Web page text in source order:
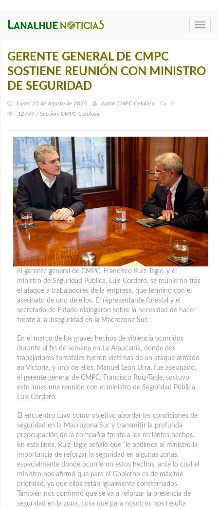
GERENTE GENERAL DE CMPC
SOSTIENE REUNIÓN CON MINISTRO
DE SEGURIDAD
Lunes 25 de Agosto de 2025 Autor CMPC Celulosa
0
12749 / Seccion: CMPC Celulosa
El gerente general de CMPC, Francisco Ruiz-Tagle, y el
ministro de Seguridad Pública, Luis Cordero, se reunieron tras
el ataque a trabajadores de la empresa, que terminó con el
asesinato de uno de ellos. El representante forestal y el
secretario de Estado dialogaron sobre la necesidad de hacer
frente a la inseguridad en la Macrozona Sur.
En el marco de los graves hechos de violencia ocurridos
durante el fin de semana en La Araucanía, donde dos
trabajadores forestales fueron víctimas de un ataque armado
en Victoria, y uno de ellos, Manuel León Urra, fue asesinado,
el gerente general de CMPC, Francisco Ruiz-Tagle, sostuvo
este lunes una reunión con el ministro de Seguridad Pública,
Luis Cordero.
El encuentro tuvo como objetivo abordar las condiciones de
seguridad en la Macrozona Sur y transmitir la profunda
preocupación de la compañía frente a los recientes hechos.
En esta línea, Ruiz-Tagle señaló que “le pedimos al ministro la
importancia de reforzar la seguridad en algunas zonas,
especialmente donde ocurrieron estos hechos, ante lo cual el
ministro nos afirmó que para el Gobierno es de máxima
prioridad, ya que ellos están igualmente consternados.
También nos confirmó que se va a reforzar la presencia de
seguridad en la zona, cosa que para nosotros nos resulta